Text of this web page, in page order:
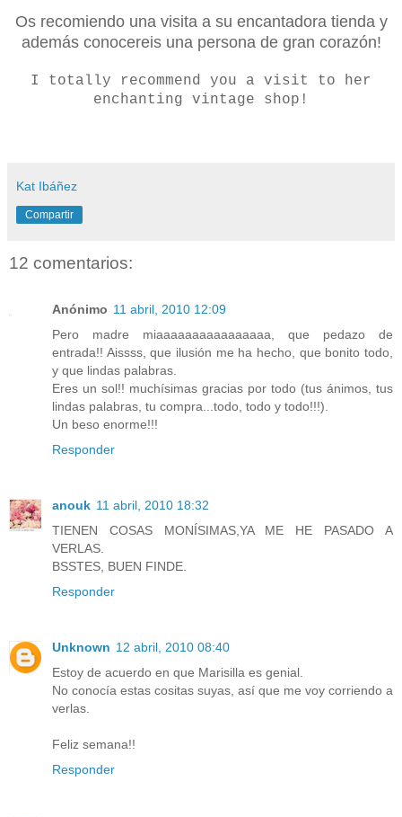
Os recomiendo una visita a su encantadora tienda y
además conocereis una persona de gran corazón!
I totally recommend you a visit to her
enchanting vintage shop!
Kat Ibáñez
Compartir
12 comentarios:
Anónimo 11 abril, 2010 12:09
Pero madre miaaaaaaaaaaaaaaaa, que pedazo de
entrada!! Aissss, que ilusión me ha hecho, que bonito todo,
y que lindas palabras.
Eres un sol!! muchísimas gracias por todo (tus ánimos, tus
lindas palabras, tu compra...todo, todo y todo!!!).
Un beso enorme!!!
Responder
anouk 11 abril, 2010 18:32
TIENEN COSAS MONÍSIMAS,YA ME HE PASADO A
VERLAS.
BSSTES, BUEN FINDE.
Responder
Unknown 12 abril, 2010 08:40
Estoy de acuerdo en que Marisilla es genial.
No conocía estas cositas suyas, así que me voy corriendo a
verlas.
Feliz semana!!
Responder